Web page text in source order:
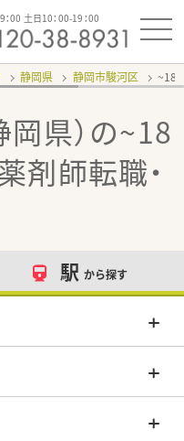
00 土日10：00-19：00
静岡県 静岡市駿河区 ~18
県）の~18
剤師転職・
駅 から探す